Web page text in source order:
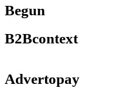
Begun
B2Bcontext
Advertopay